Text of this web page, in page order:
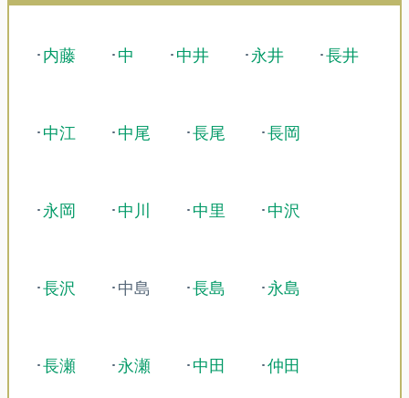
･内藤 ･中 ･中井 ･永井 ･長井
･中江 ･中尾 ･長尾 ･長岡
･永岡 ･中川 ･中里 ･中沢
･長沢 ･中島 ･長島 ･永島
･長瀬 ･永瀬 ･中田 ･仲田